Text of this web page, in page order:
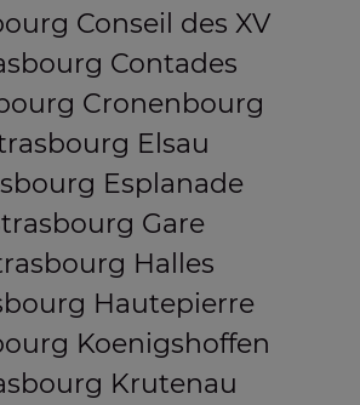
Conseil des XV
Contades
Cronenbourg
Elsau
Esplanade
Gare
Halles
Hautepierre
Koenigshoffen
Krutenau